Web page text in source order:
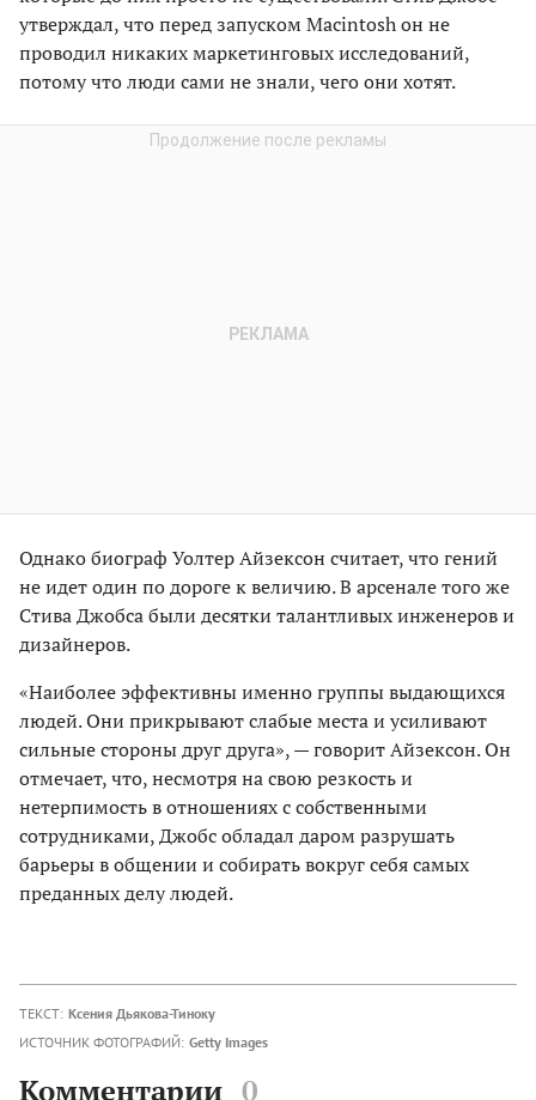
утверждал, что перед запуском Macintosh он не
проводил никаких маркетинговых исследований,
потому что люди сами не знали, чего они хотят.
Однако биограф Уолтер Айзексон считает, что гений
не идет один по дороге к величию. В арсенале того же
Стива Джобса были десятки талантливых инженеров и
дизайнеров.
«Наиболее эффективны именно группы выдающихся
людей. Они прикрывают слабые места и усиливают
сильные стороны друг друга», — говорит Айзексон. Он
отмечает, что, несмотря на свою резкость и
нетерпимость в отношениях с собственными
сотрудниками, Джобс обладал даром разрушать
барьеры в общении и собирать вокруг себя самых
преданных делу людей.
ТЕКСТ: Ксения Дьякова-Тиноку
ИСТОЧНИК ФОТОГРАФИЙ: Getty Images
Комментарии 0